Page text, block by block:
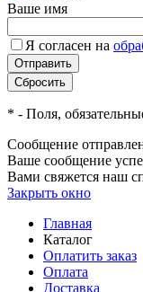
Ваше имя
Я согласен на
* - Поля,
Сообщение
Ваше сообщение
Вами свяжется наш
Закрыть окно
Главная
Каталог
Оплатить заказ
Оплата
Доставка